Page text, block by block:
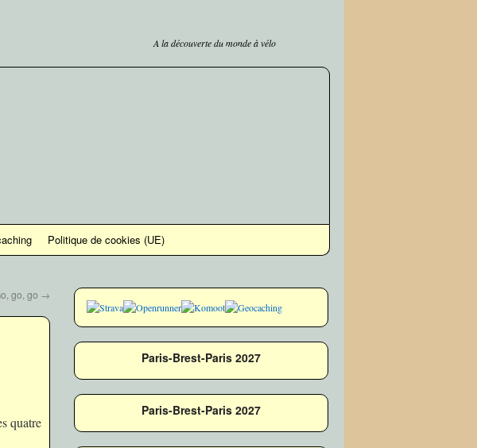
A la découverte du monde à vélo
Politique de cookies (UE)
go, go →
quatre
Paris-Brest-Paris 2027
Paris-Brest-Paris 2027